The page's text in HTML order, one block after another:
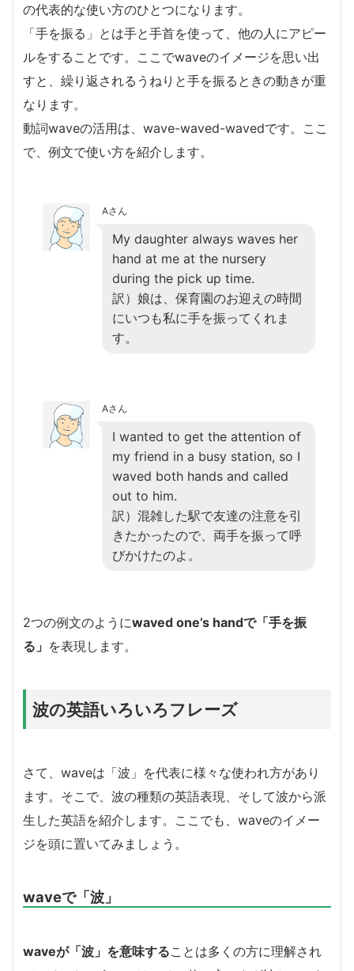
の代表的な使い方のひとつになります。
「手を振る」とは手と手首を使って、他の人にアピー
ルをすることです。ここでwaveのイメージを思い出
すと、繰り返されるうねりと手を振るときの動きが重
なります。
動詞waveの活用は、wave-waved-wavedです。ここ
で、例文で使い方を紹介します。
Aさん
My daughter always waves her
hand at me at the nursery
during the pick up time.
訳）娘は、保育園のお迎えの時間
にいつも私に手を振ってくれま
す。
Aさん
I wanted to get the attention of
my friend in a busy station, so I
waved both hands and called
out to him.
訳）混雑した駅で友達の注意を引
きたかったので、両手を振って呼
びかけたのよ。
2つの例文のようにwaved one’s handで「手を振
る」 を表現します。
波の英語いろいろフレーズ
さて、waveは「波」を代表に様々な使われ方があり
ます。そこで、波の種類の英語表現、そして波から派
生した英語を紹介します。ここでも、waveのイメー
ジを頭に置いてみましょう。
waveで「波」
waveが「波」を意味することは多くの方に理解され